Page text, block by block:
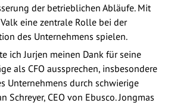
der betrieblichen Abläufe. Mit
eine zentrale Rolle bei der
des Unternehmens spielen.
ich Jurjen meinen Dank für seine
als CFO aussprechen, insbesondere
Unternehmens durch schwierige
Schreyer, CEO von Ebusco. Jongmas